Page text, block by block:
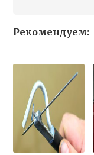
Рекомендуем: